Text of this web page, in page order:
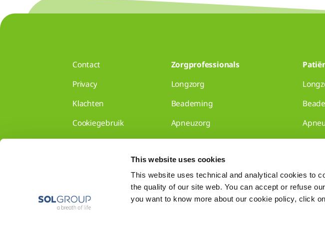
This website uses cookies
This website uses technical and analytical cookies to
the quality of our site web. You can accept or refuse
you want to know more about our cookie policy, click
Contact
Privacy
Klachten
Cookiegebruik
Disclaimer
Zorgprofessionals
Longzorg
Beademing
Apneuzorg
Longzorg voor huisartsenpraktijken
Toon alles